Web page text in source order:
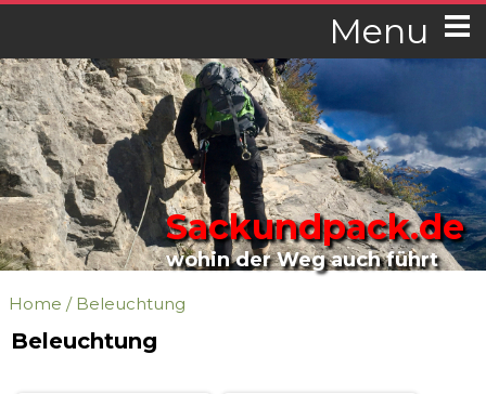
Menu
Sackundpack.de
wohin der Weg auch führt
Home / Beleuchtung
Beleuchtung